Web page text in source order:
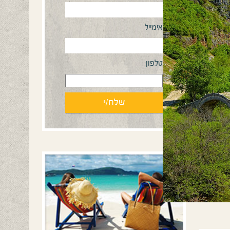
אימייל
טלפון